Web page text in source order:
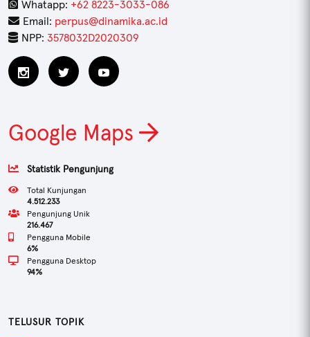
Whatapp: +62 8223-3033-086
Email: perpus@dinamika.ac.id
NPP: 3578032D2020309
Google Maps
Statistik Pengunjung
Total Kunjungan
4.512.233
Pengunjung Unik
216.467
Pengguna Mobile
6%
Pengguna Desktop
94%
TELUSUR TOPIK